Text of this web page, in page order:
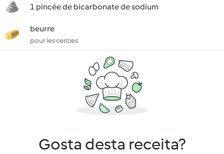
1 pincée de bicarbonate de sodium
beurre
pour les cercles
Gosta desta receita?